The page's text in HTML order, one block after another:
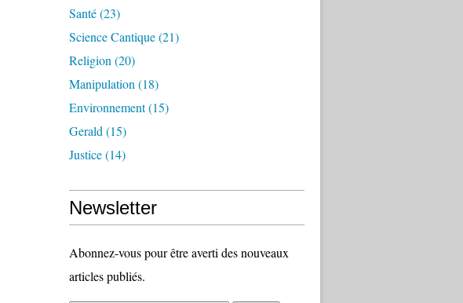
Santé(23)
Science Cantique(21)
Religion (20)
Manipulation (18)
Environnement(15)
Gerald (15)
Justice(14)
Newsletter
Abonnez-vous pour être averti des nouveaux
articles publiés.